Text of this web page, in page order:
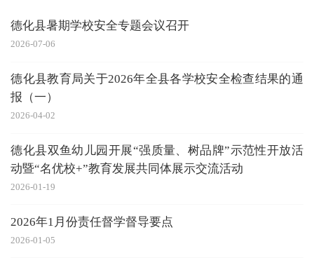
德化县暑期学校安全专题会议召开
2026-07-06
德化县教育局关于2026年全县各学校安全检查结果的通
报（一）
2026-04-02
德化县双鱼幼儿园开展“强质量、树品牌”示范性开放活
动暨“名优校+”教育发展共同体展示交流活动
2026-01-19
2026年1月份责任督学督导要点
2026-01-05